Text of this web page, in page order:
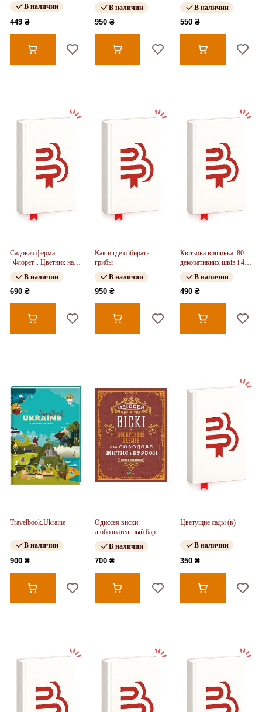
В наличии
449 ₴
В наличии
950 ₴
стендапу: от написания
до выступления
В наличии
550 ₴
Садовая ферма
"Флорет". Цветник на
срез. Выращиваем,
собираем и аранжируем
пышные сезонные
В наличии
690 ₴
Как и где собирать
грибы
В наличии
950 ₴
Квіткова вишивка. 80
декоративних швів і 400
комбінацій із
різноманітними
нитками
В наличии
490 ₴
Travelbook.Ukraine
В наличии
900 ₴
Одиссея виски:
любознательный бармен
о солодовом, ржаном и
бурбонеВ наличии
700 ₴
Цветущие сады (в)
В наличии
350 ₴